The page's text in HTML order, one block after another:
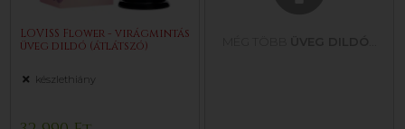
LOVISS Flower - virágmintás
üveg dildó (átlátszó)
készlethiány